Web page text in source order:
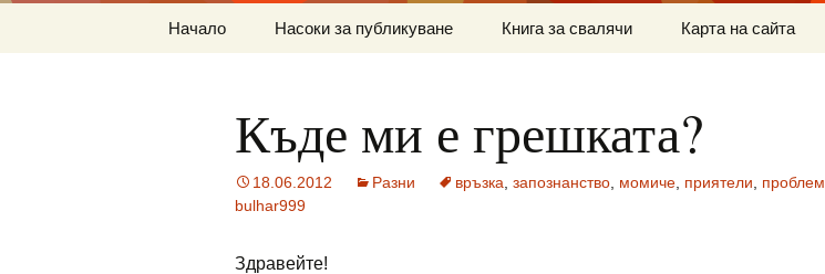
Начало Насоки за публикуване Книга за свалячи Карта на сайта
Къде ми е грешката?
18.06.2012 Разни връзка запознанство момиче приятели
проблем
bulhar999
Здравейте!